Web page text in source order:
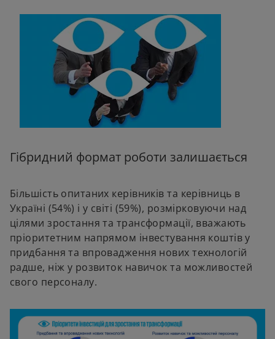
Гібридний формат роботи залишається
Більшість опитаних керівників та керівниць в
Україні (54%) і у світі (59%), розмірковуючи над
цілями зростання та трансформації, вважають
пріоритетним напрямом інвестування коштів у
придбання та впровадження нових технологій
радше, ніж у розвиток навичок та можливостей
свого персоналу.